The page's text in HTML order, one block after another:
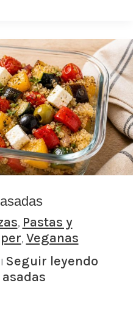
, Pastas y
, Veganas
Seguir leyendo